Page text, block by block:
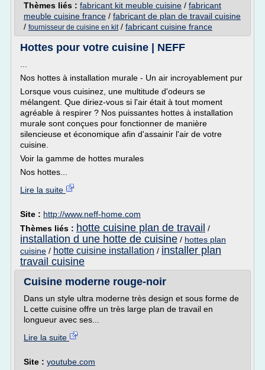
Thèmes liés : fabricant kit meuble cuisine / fabricant
meuble cuisine france / fabricant de plan de travail cuisine
/ fournisseur de cuisine en kit/ fabricant cuisine france
Hottes pour votre cuisine | NEFF
Nos hottes à installation murale - Un air incroyablement pur
Lorsque vous cuisinez, une multitude d'odeurs se
mélangent. Que diriez-vous si l'air était à tout moment
agréable à respirer ? Nos puissantes hottes à installation
murale sont conçues pour fonctionner de manière
silencieuse et économique afin d'assainir l'air de votre
cuisine.
Voir la gamme de hottes murales
Nos hottes...
Lire la suite
Site : http://www.neff-home.com
Thèmes liés : hotte cuisine plan de travail /
installation d une hotte de cuisine / hottes plan
cuisine / hotte cuisine installation / installer plan
travail cuisine
Cuisine moderne rouge-noir
Dans un style ultra moderne très design et sous forme de
L cette cuisine offre un très large plan de travail en
longueur avec ses...
Lire la suite
Site : youtube.com